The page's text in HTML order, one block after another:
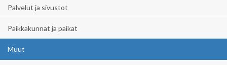
Palvelut ja sivustot
Paikkakunnat ja paikat
Muut